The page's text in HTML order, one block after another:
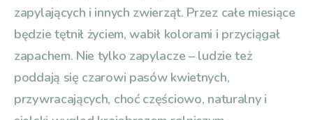
zapylających i innych zwierząt. Przez całe miesiące
będzie tętnił życiem, wabił kolorami i przyciągał
zapachem. Nie tylko zapylacze – ludzie też
poddają się czarowi pasów kwietnych,
przywracających, choć częściowo, naturalny i